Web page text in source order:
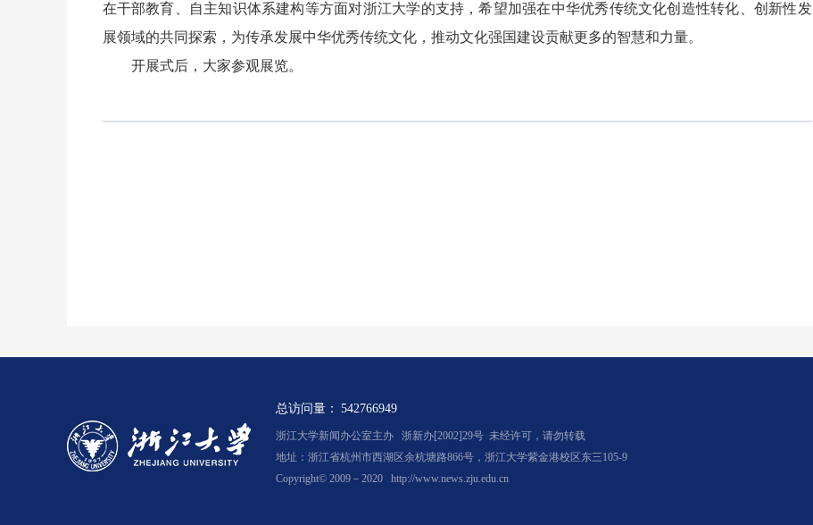
在干部教育、自主知识体系建构等方面对浙江大学的支持，希望加强在中华优秀传统文化创造性转化、创新性发
展领域的共同探索，为传承发展中华优秀传统文化，推动文化强国建设贡献更多的智慧和力量。
开展式后，大家参观展览。
总访问量： 542766949
浙江大学新闻办公室主办 浙新办[2002]29号 未经许可，请勿转载
地址：浙江省杭州市西湖区余杭塘路866号，浙江大学紫金港校区东三105-9
Copyright© 2009－2020 http://www.news.zju.edu.cn